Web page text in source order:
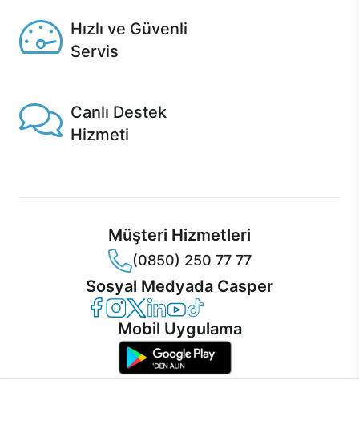
Hızlı ve Güvenli
Servis
Canlı Destek
Hizmeti
Müşteri Hizmetleri
(0850) 250 77 77
Sosyal Medyada Casper
Casper Facebook
Casper Instagram
Casper Twitter
Casper LinkedIn
Casper YouTube
Casper TikTok
Mobil Uygulama